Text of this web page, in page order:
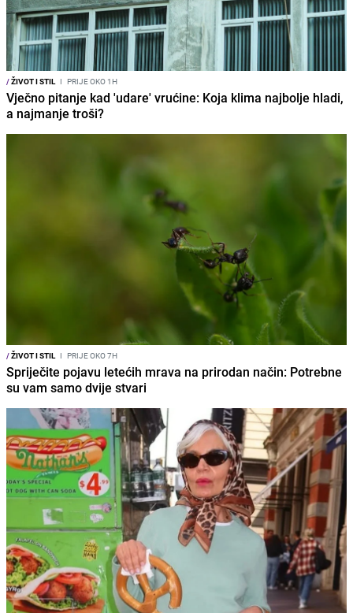
/ŽIVOT I STIL I PRIJE OKO 1H
Vječno pitanje kad 'udare' vrućine: Koja klima najbolje hladi,
a najmanje troši?
/ŽIVOT I STIL I PRIJE OKO 7H
Spriječite pojavu letećih mrava na prirodan način: Potrebne
su vam samo dvije stvari